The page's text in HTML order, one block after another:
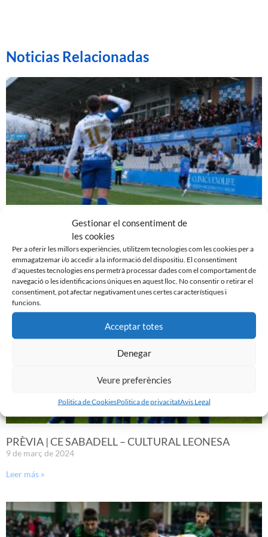
Gestionar el consentiment de
les cookies
Per a oferir les millors experiències, utilitzem tecnologies com les cookies per a
emmagatzemar i/o accedir a la informació del dispositiu. El consentiment
d'aquestes tecnologies ens permetrà processar dades com el comportament de
navegació o les identificacions úniques en aquest lloc. No consentir o retirar el
consentiment, pot afectar negativament unes certes característiques i
funcions.
Acceptar totes
Denegar
Veure preferències
Politica de CookiesPolitica de privacitatAvis Legal
Noticias Relacionadas
EL SABADELL EMPATA DAVANT LA CULTURAL A LA
NOVA CREU ALTA
10 de març de 2024
Leer más »
PRÈVIA | CE SABADELL – CULTURAL LEONESA
9 de març de 2024
Leer más »